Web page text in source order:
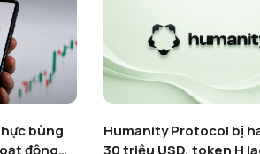
bùng
động
Humanity Protocol bị
30 triệu USD, token H